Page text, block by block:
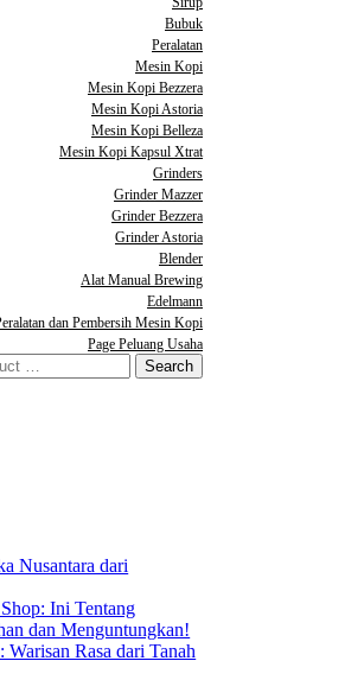
Bubuk
Peralatan
Mesin Kopi
Mesin Kopi Bezzera
Mesin Kopi Astoria
Mesin Kopi Belleza
Mesin Kopi Kapsul Xtrat
Grinders
Grinder Mazzer
Grinder Bezzera
Grinder Astoria
Blender
Alat Manual Brewing
Edelmann
dan Pembersih Mesin Kopi
Page Peluang Usaha
Nusantara dari
Ini Tentang
dan Menguntungkan!
Rasa dari Tanah